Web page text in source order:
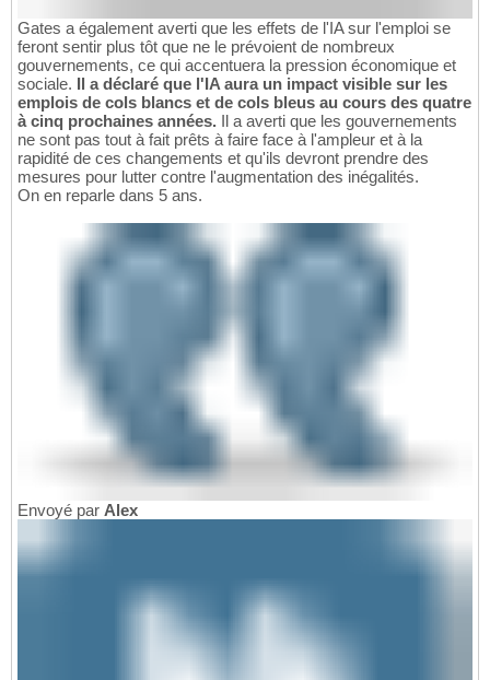
Gates a également averti que les effets de l'IA sur l'emploi se
feront sentir plus tôt que ne le prévoient de nombreux
gouvernements, ce qui accentuera la pression économique et
sociale. Il a déclaré que l'IA aura un impact visible sur les
emplois de cols blancs et de cols bleus au cours des quatre
à cinq prochaines années. Il a averti que les gouvernements
ne sont pas tout à fait prêts à faire face à l'ampleur et à la
rapidité de ces changements et qu'ils devront prendre des
mesures pour lutter contre l'augmentation des inégalités.
On en reparle dans 5 ans.
Envoyé par Alex